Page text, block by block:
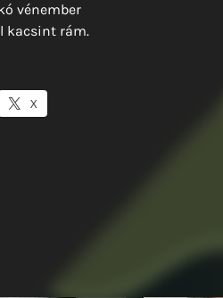
vénember
kacsint rám.
X